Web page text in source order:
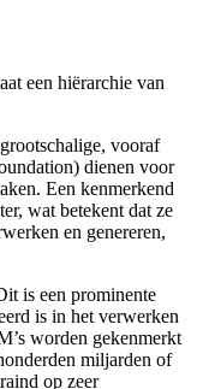
een hiërarchie van
vooraf
dienen voor
Een kenmerkend
wat betekent dat ze
en genereren,
is een prominente
is in het verwerken
worden gekenmerkt
miljarden of
op zeer